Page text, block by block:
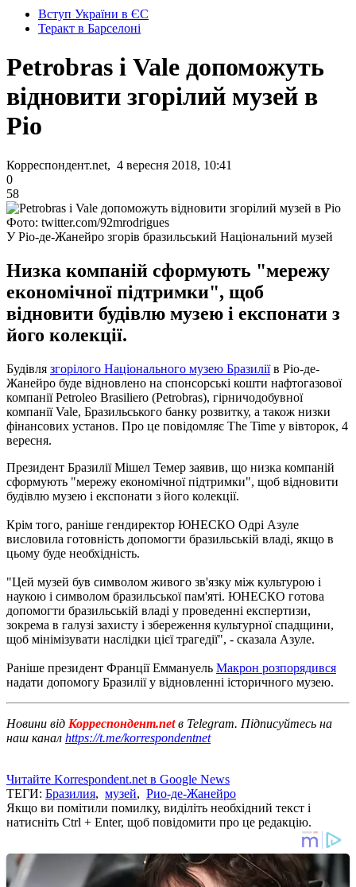
Вступ України в ЄС
Теракт в Барселоні
Petrobras і Vale допоможуть
відновити згорілий музей в
Ріо
Корреспондент.net, 4 вересня 2018, 10:41
0
58
Фото: twitter.com/92mrodrigues
У Ріо-де-Жанейро згорів бразильський Національний музей
Низка компаній сформують "мережу
економічної підтримки", щоб
відновити будівлю музею і експонати з
його колекції.
Будівля згорілого Національного музею Бразиліїв Ріо-де-
Жанейро буде відновлено на спонсорські кошти нафтогазової
компанії Petroleo Brasiliero (Petrobras), гірничодобувної
компанії Vale, Бразильського банку розвитку, а також низки
фінансових установ. Про це повідомляє The Time у вівторок, 4
вересня.
Президент Бразилії Мішел Темер заявив, що низка компаній
сформують "мережу економічної підтримки", щоб відновити
будівлю музею і експонати з його колекції.
Крім того, раніше гендиректор ЮНЕСКО Одрі Азуле
висловила готовність допомогти бразильській владі, якщо в
цьому буде необхідність.
"Цей музей був символом живого зв'язку між культурою і
наукою і символом бразильської пам'яті. ЮНЕСКО готова
допомогти бразильській владі у проведенні експертизи,
зокрема в галузі захисту і збереження культурної спадщини,
щоб мінімізувати наслідки цієї трагедії", - сказала Азуле.
Раніше президент Франції Еммануель Макрон розпорядився
надати допомогу Бразилії у відновленні історичного музею.
Новини від Корреспондент.netв Telegram. Підписуйтесь на
наш канал https://t.me/korrespondentnet
Читайте Korrespondent.net в Google News
ТЕГИ: Бразилия, музей, Рио-де-Жанейро
Якщо ви помітили помилку, виділіть необхідний текст і
натисніть Ctrl + Enter, щоб повідомити про це редакцію.